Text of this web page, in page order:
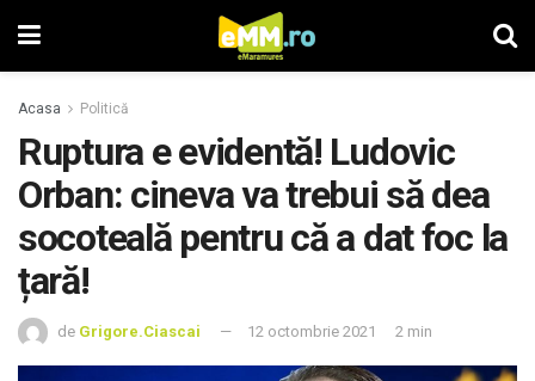
Acasa Politică
Ruptura e evidentă! Ludovic
Orban: cineva va trebui să dea
socoteală pentru că a dat foc la
țară!
de Grigore.Ciascai 12 octombrie 2021 2 min